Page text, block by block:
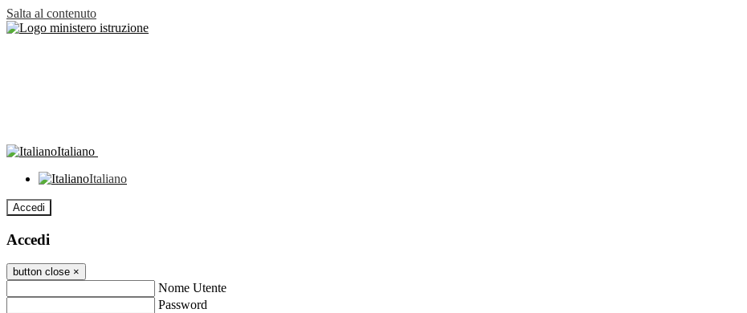
Salta al contenuto
Italiano
Italiano
Accedi
Accedi
button close ×
Nome Utente
Password